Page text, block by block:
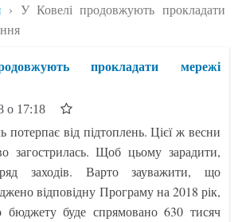
У Ковелі продовжують прокладати
прокладати мережі
о 17:18
потерпає від підтоплень. Цієї ж весни
загострилась. Щоб цьому зарадити,
заходів. Варто зауважити, що
відповідну Програму на 2018 рік,
бюджету буде спрямовано 630 тисяч